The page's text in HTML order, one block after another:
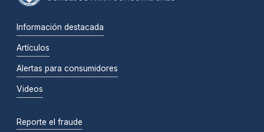
Información destacada
Artículos
Alertas para consumidores
Videos
Reporte el fraude